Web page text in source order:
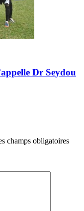
Dr Seydou
champs obligatoires